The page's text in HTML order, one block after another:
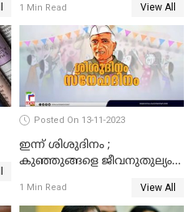
1 Min Read View All
Posted On 13-11-2023
ഇന്ന് ശിശുദിനം ;
കുഞ്ഞുങ്ങളെ ജീവനുതുല്യം
നെഹ്‌റുവിന്റെ ജന്മദിനം
1 Min Read View All